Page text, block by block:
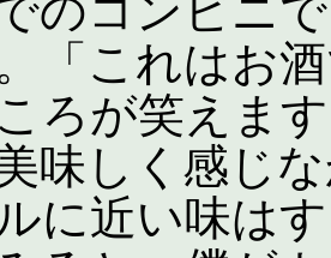
のコンビニ
「これはお
ろが笑えま
味しく感じ
に近い味は